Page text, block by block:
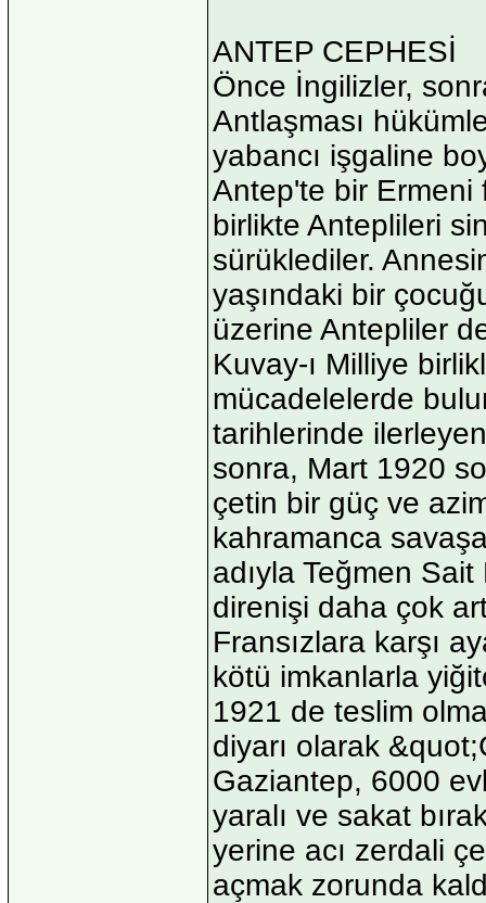
ANTEP CEPHESİ
Önce İngilizler,
Antlaşması
yabancı işgaline
Antep'te bir Ermeni
birlikte Anteplileri
sürüklediler.
yaşındaki bir
üzerine Antepliler
Kuvay-ı Milliye
mücadelelerde
tarihlerinde
sonra, Mart 1920
çetin bir güç ve
kahramanca
adıyla Teğmen
direnişi daha çok
Fransızlara karşı
kötü imkanlarla
1921 de teslim
diyarı olarak
Gaziantep, 6000
yaralı ve sakat
yerine acı zerdali
açmak zorunda